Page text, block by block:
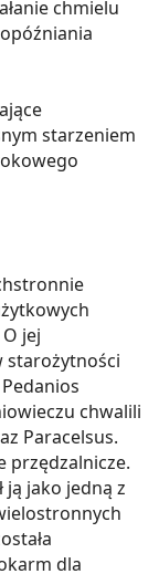
chmielu
starzeniem
jej
starożytności
chwalili
Paracelsus.
przędzalnicze.
ją jako jedną z
dla